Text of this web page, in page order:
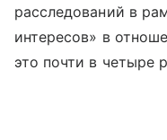
расследований в
интересов» в
это почти в четыре